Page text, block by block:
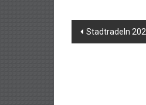
Stadtradeln